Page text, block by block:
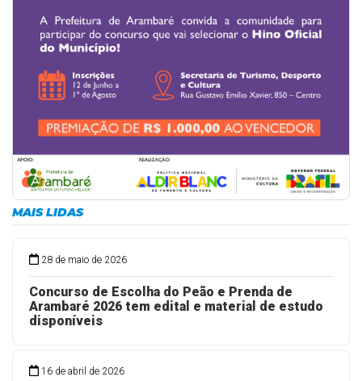
MAIS LIDAS
28 de maio de 2026
Concurso de Escolha do Peão e Prenda de
Arambaré 2026 tem edital e material de estudo
disponíveis
16 de abril de 2026